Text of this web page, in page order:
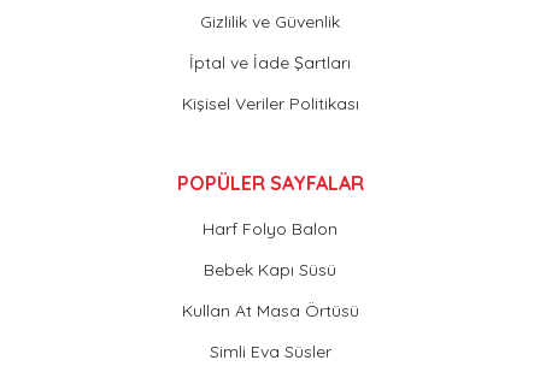
Gizlilik ve Güvenlik
İptal ve İade Şartları
Kişisel Veriler Politikası
POPÜLER SAYFALAR
Harf Folyo Balon
Bebek Kapı Süsü
Kullan At Masa Örtüsü
Simli Eva Süsler